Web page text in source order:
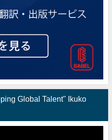
Global Talent" Ikuko